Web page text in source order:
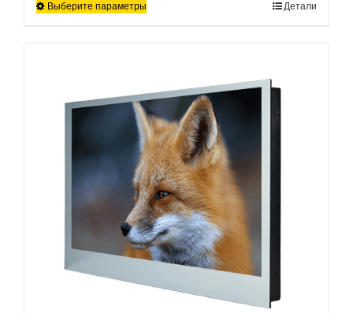
Выберите параметры
вариаций.
Опции
можно
выбрать
на
странице
товара.
Детали